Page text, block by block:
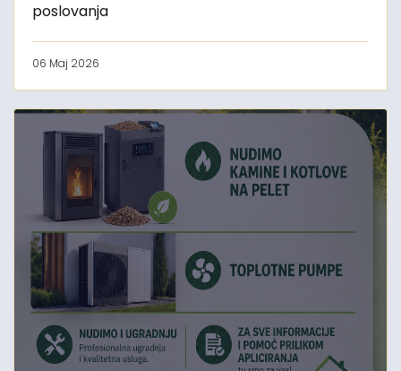
poslovanja
06 Maj 2026